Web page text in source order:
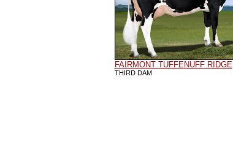
FAIRMONT TUFFENUFF RIDGE
THIRD DAM